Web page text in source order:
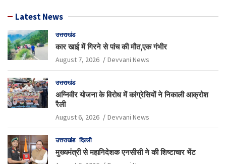
Latest News
उत्तराखंड
कार खाई में गिरने से पांच की मौत,एक गंभीर
August 7, 2026 Devvani News
उत्तराखंड
अग्निवीर योजना के विरोध में कांग्रेसियों ने निकाली आक्रोश
रैली
August 6, 2026 Devvani News
उत्तराखंड दिल्ली
मुख्यमंत्री से महानिदेशक एनसीसी ने की शिष्टाचार भेंट